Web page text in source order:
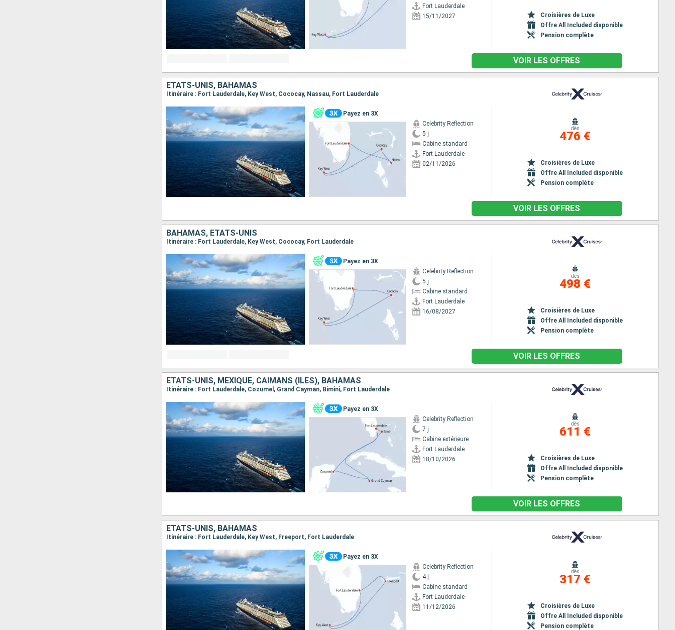
Fort Lauderdale
15/11/2027
Croisières de Luxe
Offre All Included disponible
Pension complète
VOIR LES OFFRES
ÉTATS-UNIS, BAHAMAS
Itinéraire : Fort Lauderdale, Key West, Cococay, Nassau, Fort Lauderdale
Payez en 3X
Celebrity Reflection
5 j
Cabine standard
Fort Lauderdale
02/11/2026
dès
476 €
Croisières de Luxe
Offre All Included disponible
Pension complète
VOIR LES OFFRES
BAHAMAS, ÉTATS-UNIS
Itinéraire : Fort Lauderdale, Key West, Cococay, Fort Lauderdale
Payez en 3X
Celebrity Reflection
5 j
Cabine standard
Fort Lauderdale
16/08/2027
dès
498 €
Croisières de Luxe
Offre All Included disponible
Pension complète
VOIR LES OFFRES
ÉTATS-UNIS, MEXIQUE, CAÏMANS (ÎLES), BAHAMAS
Itinéraire : Fort Lauderdale, Cozumel, Grand Cayman, Bimini, Fort Lauderdale
Payez en 3X
Celebrity Reflection
7 j
Cabine extérieure
Fort Lauderdale
18/10/2026
dès
611 €
Croisières de Luxe
Offre All Included disponible
Pension complète
VOIR LES OFFRES
ÉTATS-UNIS, BAHAMAS
Itinéraire : Fort Lauderdale, Key West, Freeport, Fort Lauderdale
Payez en 3X
Celebrity Reflection
4 j
Cabine standard
Fort Lauderdale
11/12/2026
dès
317 €
Croisières de Luxe
Offre All Included disponible
Pension complète